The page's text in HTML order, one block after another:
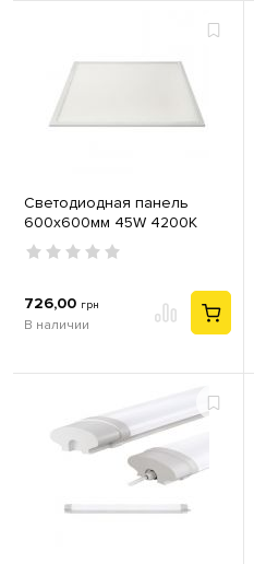
Светодиодная панель
600х600мм 45W 4200K
Galaksi-45 Horoz
726,00 грн
В наличии